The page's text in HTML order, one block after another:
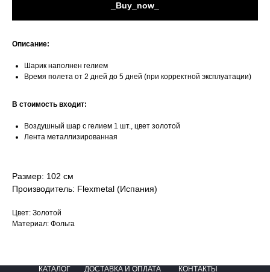
_Buy_now_
Описание:
Шарик наполнен гелием
Время полета от 2 дней до 5 дней (при корректной эксплуатации)
В стоимость входит:
Воздушный шар с гелием 1 шт., цвет золотой
Лента металлизированная
Размер: 102 см
Производитель: Flexmetal (Испания)
Цвет: Золотой
Материал: Фольга
КАТАЛОГ ДОСТАВКА И ОПЛАТА КОНТАКТЫ